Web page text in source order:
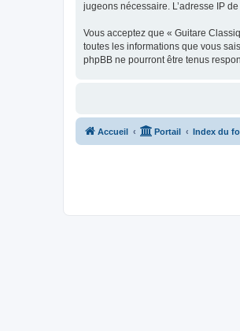
jugeons nécessaire. L’adresse IP
Vous acceptez que « Guitare
toutes les informations que vous
phpBB ne pourront être tenus
Accueil Portail Index du